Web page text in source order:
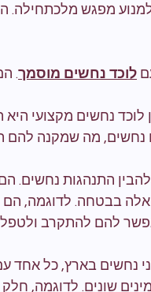
מפגש מלכתחילה.
לוכד נחשים מוסמך.
לוכד נחשים מקצועי היא
נחשים, מה שמקנה להם
התנהגות נחשים.
בבטחה. לדוגמה, הם
להם להתקרב
נחשים בארץ, כל אחד
שונים. לדוגמה,